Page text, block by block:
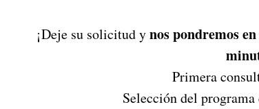
¡Deje su solicitud ynos pondremos
Primera
Selección del